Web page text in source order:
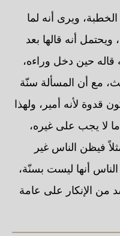
الخطبة، ويرى أنه لما
أنه قالها بعد
قاله حين دخل وراءه،
مع أن المسألة سنّة
قدوة لأنه أمير، ولهذا
لا يجب على غيره،
فيظن الناس غير
أنها ليست بسنّة،
من الإنكار على عامة